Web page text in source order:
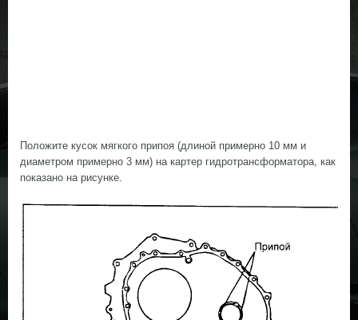
Положите кусок мягкого припоя (длиной примерно 10 мм и
диаметром примерно 3 мм) на картер гидротрансформатора, как
показано на рисунке.